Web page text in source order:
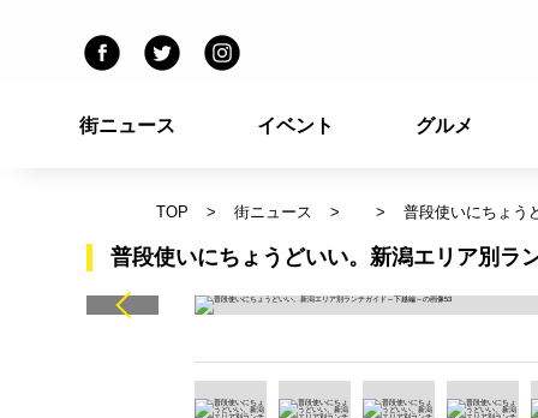
街ニュース イベント グルメ
TOP 街ニュース 普段使いにちょう
普段使いにちょうどいい。新潟エリア別ラ